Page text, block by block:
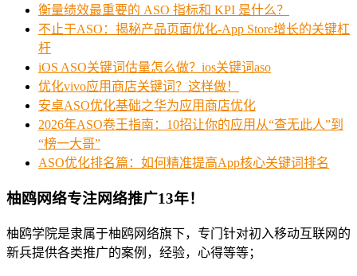
衡量绩效最重要的 ASO 指标和 KPI 是什么？
不止于ASO：揭秘产品页面优化-App Store增长的关键杠
杆
iOS ASO关键词估量怎么做？ios关键词aso
优化vivo应用商店关键词？这样做！
安卓ASO优化基础之华为应用商店优化
2026年ASO卷王指南：10招让你的应用从“查无此人”到
“榜一大哥”
ASO优化排名篇：如何精准提高App核心关键词排名
柚鸥网络专注网络推广13年！
柚鸥学院是隶属于柚鸥网络旗下，专门针对初入移动互联网的
新兵提供各类推广的案例，经验，心得等等；